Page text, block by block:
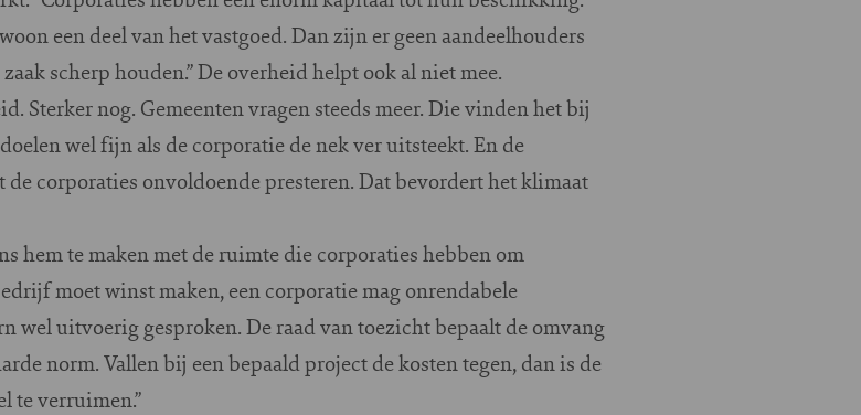
een deel van het vastgoed. Dan zijn er geen aandeelhouders
scherp houden.” De overheid helpt ook al niet mee.
Sterker nog. Gemeenten vragen steeds meer. Die vinden het bij
wel fijn als de corporatie de nek ver uitsteekt. En de
corporaties onvoldoende presteren. Dat bevordert het klimaat
hem te maken met de ruimte die corporaties hebben om
moet winst maken, een corporatie mag onrendabele
wel uitvoerig gesproken. De raad van toezicht bepaalt de omvang
norm. Vallen bij een bepaald project de kosten tegen, dan is de
te verruimen.”